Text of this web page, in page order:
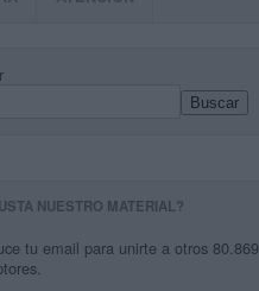
Buscar
NUESTRO MATERIAL?
tu email para unirte a otros 80.869